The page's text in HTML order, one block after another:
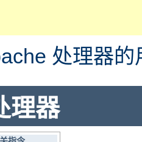
处理器的
理器